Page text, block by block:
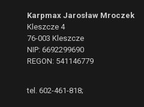
Karpmax Jarosław Mroczek
Kleszcze 4
76-003 Kleszcze
NIP: 6692299690
REGON: 541146779
tel. 602-461-818;